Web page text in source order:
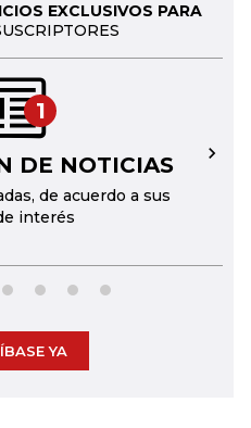
EXCLUSIVOS PARA
1
DE NOTICIAS
de acuerdo a sus
interés
→
YA